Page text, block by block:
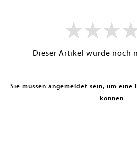
Dieser Artikel wurde noch
Sie müssen angemeldet sein, um eine
können